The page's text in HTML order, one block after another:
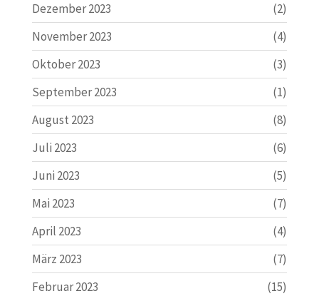
Dezember 2023
(2)
November 2023
(4)
Oktober 2023
(3)
September 2023
(1)
August 2023
(8)
Juli 2023
(6)
Juni 2023
(5)
Mai 2023
(7)
April 2023
(4)
März 2023
(7)
Februar 2023
(15)